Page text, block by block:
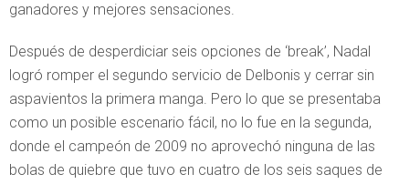
ganadores y mejores sensaciones.
Después de desperdiciar seis opciones de ‘break’, Nadal
logró romper el segundo servicio de Delbonis y cerrar sin
aspavientos la primera manga. Pero lo que se presentaba
como un posible escenario fácil, no lo fue en la segunda,
donde el campeón de 2009 no aprovechó ninguna de las
bolas de quiebre que tuvo en cuatro de los seis saques de